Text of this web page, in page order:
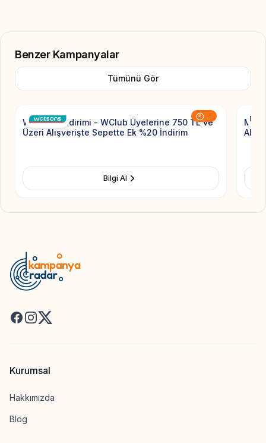
Benzer Kampanyalar
Tümünü Gör
Add to
Watsons İndirimi - WClub Üyelerine 750 TL ve
Üzeri Alışverişte Sepette Ek %20 İndirim
Bilgi Al
Facebook
Instagram
X
Kurumsal
Hakkımızda
Blog